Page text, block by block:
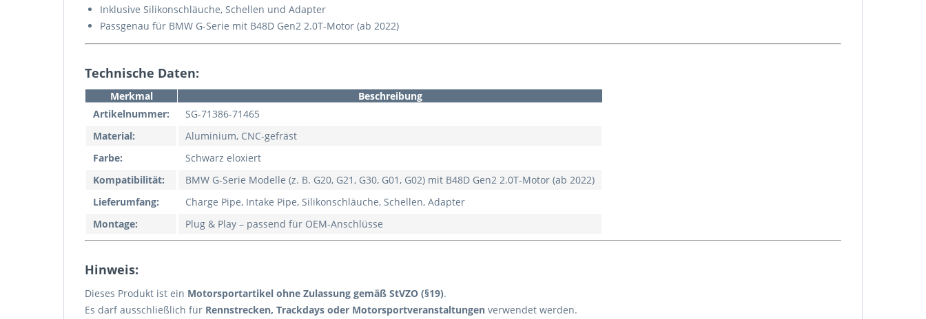
Inklusive Silikonschläuche, Schellen und Adapter
Passgenau für BMW G-Serie mit B48D Gen2 2.0T-Motor (ab 2022)
Technische Daten:
Merkmal
Beschreibung
Artikelnummer:
SG-71386-71465
Material:
Aluminium, CNC-gefräst
Farbe:
Schwarz eloxiert
Kompatibilität:
BMW G-Serie Modelle (z. B. G20, G21, G30, G01, G02) mit B48D Gen2 2.0T-Motor (ab 2022)
Lieferumfang:
Charge Pipe, Intake Pipe, Silikonschläuche, Schellen, Adapter
Montage:
Plug & Play – passend für OEM-Anschlüsse
Hinweis:
Dieses Produkt ist ein Motorsportartikel ohne Zulassung gemäß StVZO (§19).
Es darf ausschließlich für Rennstrecken, Trackdays oder Motorsportveranstaltungen verwendet werden.